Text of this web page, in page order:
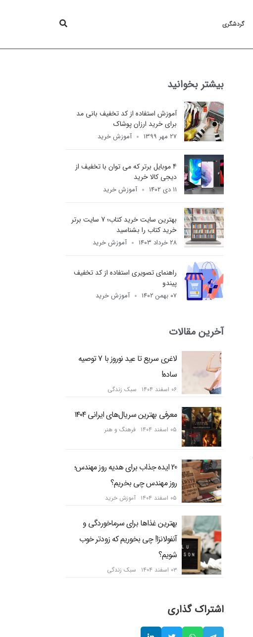
گردشگری
بیشتر بخوانید
آموزش استفاده از کد تخفیف بانی مد
برای خرید ارزان پوشاک
۲۷ مهر ۱۳۹۹ آموزش خرید
4 موبایل برتر که می توان با تخفیف از
دیجی کالا خرید
۱۱ دی ۱۴۰۲ آموزش خرید
بهترین سایت خرید کتاب؛ 7 سایت برتر
خرید کتاب را بشناسید
۲۸ خرداد ۱۴۰۳ آموزش خرید
راهنمای تصویری استفاده از کد تخفیف
پیندو
۰۷ بهمن ۱۴۰۲ آموزش خرید
آخرین مقالات
لاغری سریع تا عید نوروز با 7 توصیه
ساده!
۰۶ اسفند ۱۴۰۴ سبک زندگی
معرفی بهترین سریال‌های ایرانی ۱۴۰۴
۰۵ اسفند ۱۴۰۴ فرهنگ و هنر
20 ایده جذاب برای هدیه روز مهندس؛
روز مهندس چی بخریم؟
۰۵ اسفند ۱۴۰۴ آموزش خرید
بهترین غذاها برای سرماخوردگی و
آنفولانزا! چی بخوریم که زودتر خوب
شویم؟
۰۳ اسفند ۱۴۰۴ سبک زندگی
اشتراک گذاری